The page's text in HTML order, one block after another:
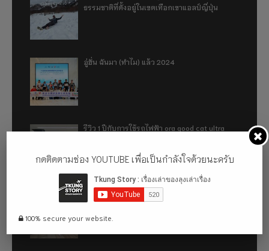
ธรรมชาติที่ตั้งอยู่ในเขตเทือกเขาแอลป์ญี่ปุ่น
อู่ฮั่น ฉันมา (ทำไม) แล้ว 2024
รีวิว 1 ปีกับการใช้รถไฟฟ้า ora good cat ultra
เที่ยวฮ่องกง จะหลงได้ยังไง EP2
กดติดตามช่อง YOUTUBE เพื่อเป็นกำลังใจด้วยนะครับ
100% secure your website.